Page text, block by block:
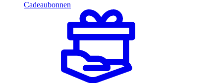
Cadeaubonnen